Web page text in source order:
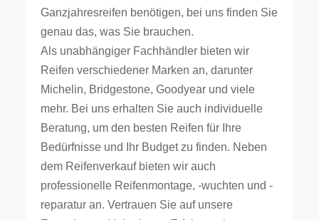
Ganzjahresreifen benötigen, bei uns finden Sie
genau das, was Sie brauchen.
Als unabhängiger Fachhändler bieten wir
Reifen verschiedener Marken an, darunter
Michelin, Bridgestone, Goodyear und viele
mehr. Bei uns erhalten Sie auch individuelle
Beratung, um den besten Reifen für Ihre
Bedürfnisse und Ihr Budget zu finden. Neben
dem Reifenverkauf bieten wir auch
professionelle Reifenmontage, -wuchten und -
reparatur an. Vertrauen Sie auf unsere